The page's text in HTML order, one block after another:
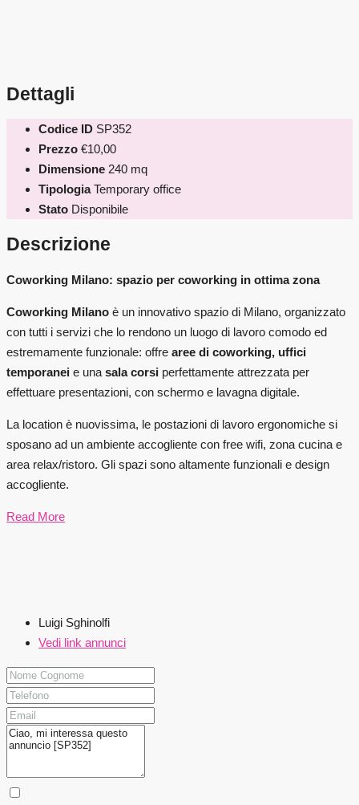
Dettagli
Codice ID SP352
Prezzo €10,00
Dimensione 240 mq
Tipologia Temporary office
Stato Disponibile
Descrizione
Coworking Milano: spazio per coworking in ottima zona
Coworking Milano è un innovativo spazio di Milano, organizzato
con tutti i servizi che lo rendono un luogo di lavoro comodo ed
estremamente funzionale: offre aree di coworking, uffici
temporanei e una sala corsi perfettamente attrezzata per
effettuare presentazioni, con schermo e lavagna digitale.
La location è nuovissima, le postazioni di lavoro ergonomiche si
sposano ad un ambiente accogliente con free wifi, zona cucina e
area relax/ristoro. Gli spazi sono altamente funzionali e design
accogliente.
Read More
Luigi Sghinolfi
Vedi link annunci